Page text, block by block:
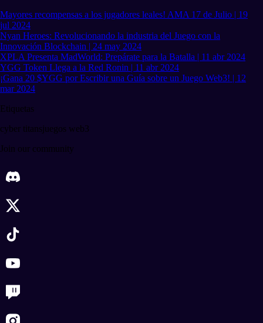
Mayores recompensas a los jugadores leales! AMA 17 de Julio | 19
jul 2024
Nyan Heroes: Revolucionando la industria del Juego con la
Innovación Blockchain | 24 may 2024
XPLA Presenta MadWorld: Prepárate para la Batalla | 11 abr 2024
YGG Token Llega a la Red Ronin | 11 abr 2024
¡Gana 20 $YGG por Escribir una Guía sobre un Juego Web3! | 12
mar 2024
Etiquetas
cyber titansjuegos web3
Join our community